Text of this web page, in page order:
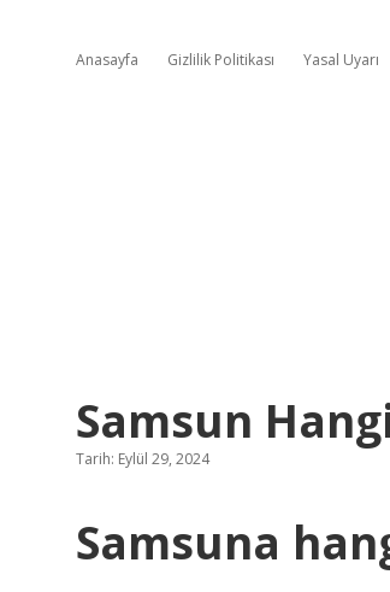
Anasayfa Gizlilik Politikası Yasal Uyarı
Samsun
Tarih: Eylül 29, 2024
Samsuna